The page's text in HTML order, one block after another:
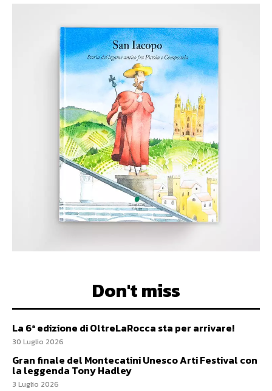
Don't miss
La 6ª edizione di OltreLaRocca sta per arrivare!
30 Luglio 2026
Gran finale del Montecatini Unesco Arti Festival con
la leggenda Tony Hadley
3 Luglio 2026